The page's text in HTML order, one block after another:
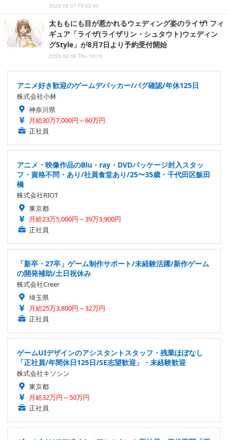
2026.08.07 Fri 03:40
太ももにも目が惹かれるウェディング姿のライザ! フィ
ギュア「ライザ(ライザリン・シュタウト)ウェディン
グStyle」が8月7日より予約受付開始
2026.08.06 Thu 10:15
アニメ好き歓迎のゲームデバッカー/バグ確認/年休125日
株式会社小林
神奈川県
月給30万7,000円～60万円
正社員
アニメ・映像作品のBlu・ray・DVDパッケージ封入スタッ
フ・資格不問・あり/社員食堂あり/25〜35歳・千代田区飯田
橋
株式会社RIOT
東京都
月給23万5,000円～39万3,900円
正社員
「新卒・27卒」ゲーム制作サポート/未経験活躍/新作ゲーム
の開発補助/土日祝休み
株式会社Creer
埼玉県
月給25万3,800円～32万円
正社員
ゲームUIデザインのアシスタントスタッフ・残業ほぼなし
「正社員/年間休日125日/SE志望歓迎」・未経験歓迎
株式会社キソシン
東京都
月給32万円～50万円
正社員